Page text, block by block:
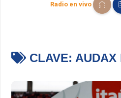
Radio en vivo
CLAVE: AUDAX